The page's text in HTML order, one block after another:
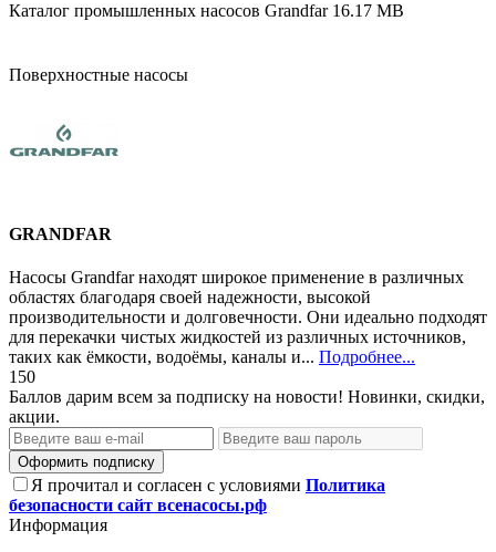
Каталог промышленных насосов Grandfar 16.17 MB
Поверхностные насосы
GRANDFAR
Насосы Grandfar находят широкое применение в различных
областях благодаря своей надежности, высокой
производительности и долговечности. Они идеально подходят
для перекачки чистых жидкостей из различных источников,
таких как ёмкости, водоёмы, каналы и... Подробнее...
150
Баллов дарим всем за подписку на новости! Новинки, скидки,
акции.
Оформить подписку
Я прочитал и согласен с условиями Политика
безопасности сайт всенасосы.рф
Информация